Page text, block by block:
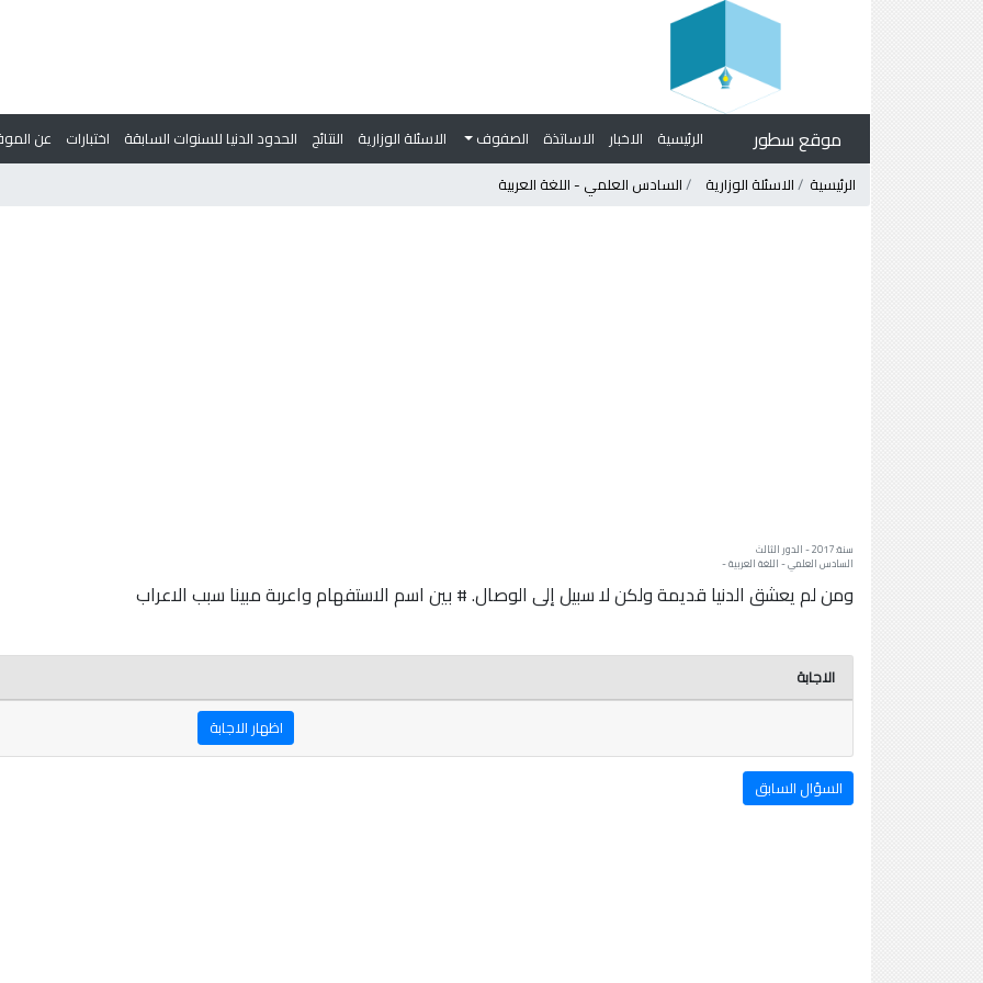
موقع سطور الرئيسية الاخبار الاساتذة الصفوف الاسئلة الوزارية النتائج الحدود الدنيا للسنوات السابقة اختبارات عن
الرئيسية
الاسئلة الوزارية السادس العلمي - اللغة العربية
سنة: 2017 - الدور الثالث
السادس العلمي - اللغة العربية -
ومن لم يعشق الدنيا قديمة ولكن لا سبيل إلى الوصال. # بين اسم الاستفهام واعربة مبينا سبب الاعراب
الاجابة
اظهار الاجابة
السؤال السابق